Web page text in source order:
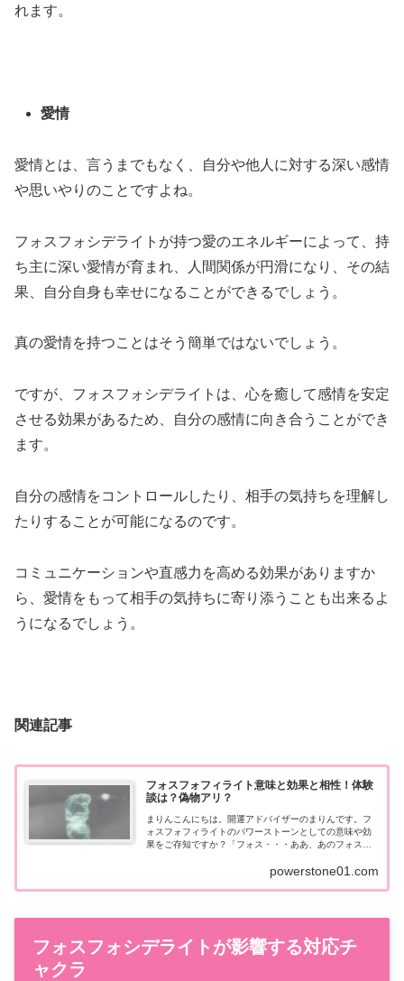
れます。
愛情
愛情とは、言うまでもなく、自分や他人に対する深い感情
や思いやりのことですよね。
フォスフォシデライトが持つ愛のエネルギーによって、持
ち主に深い愛情が育まれ、人間関係が円滑になり、その結
果、自分自身も幸せになることができるでしょう。
真の愛情を持つことはそう簡単ではないでしょう。
ですが、フォスフォシデライトは、心を癒して感情を安定
させる効果があるため、自分の感情に向き合うことができ
ます。
自分の感情をコントロールしたり、相手の気持ちを理解し
たりすることが可能になるのです。
コミュニケーションや直感力を高める効果がありますか
ら、愛情をもって相手の気持ちに寄り添うことも出来るよ
うになるでしょう。
関連記事
フォスフォフィライト意味と効果と相性！体験
談は？偽物アリ？
まりんこんにちは。開運アドバイザーのまりんです。フ
ォスフォフィライトのパワーストーンとしての意味や効
果をご存知ですか？「フォス・・・ああ、あのフォス
たレアストーンです。ただ、具体的に意味や効...
powerstone01.com
フォスフォシデライトが影響する対応チ
ャクラ